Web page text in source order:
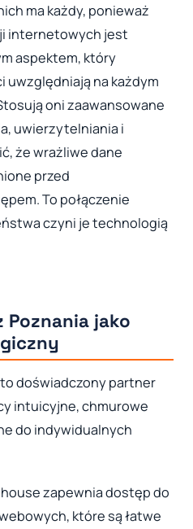
ma każdy, ponieważ
internetowych jest
aspektem, który
na każdym
oni zaawansowane
uwierzytelniania i
że wrażliwe dane
przed
To połączenie
czyni je technologią
jako
doświadczony partner
intuicyjne, chmurowe
do indywidualnych
zapewnia dostęp do
które są łatwe